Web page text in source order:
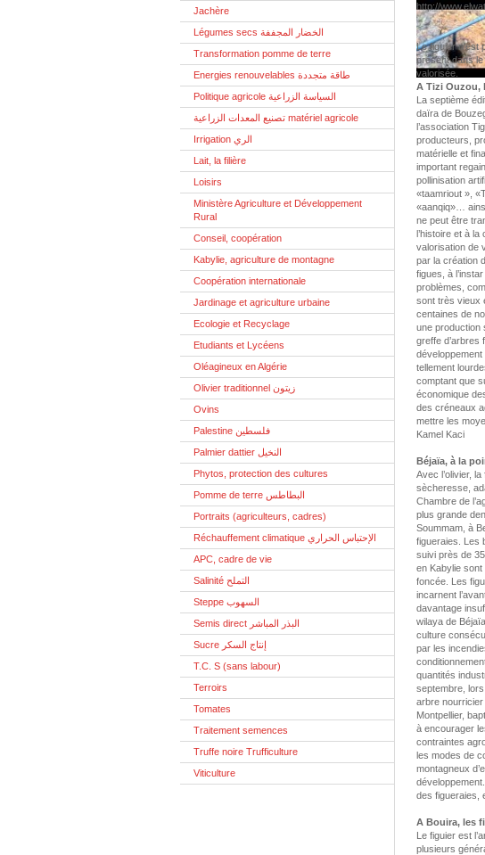
Jachère
Légumes secs الخضار المجففة
Transformation pomme de terre
Energies renouvelables طاقة متجددة
Politique agricole السياسة الزراعية
تصنيع المعدات الزراعية matériel agricole
Irrigation الري
Lait, la filière
Loisirs
Ministère Agriculture et Développement
Rural
Conseil, coopération
Kabylie, agriculture de montagne
Coopération internationale
Jardinage et agriculture urbaine
Ecologie et Recyclage
Etudiants et Lycéens
Oléagineux en Algérie
Olivier traditionnel زيتون
Ovins
Palestine فلسطين
Palmier dattier النخيل
Phytos, protection des cultures
Pomme de terre البطاطس
Portraits (agriculteurs, cadres)
Réchauffement climatique الإحتباس الحراري
APC, cadre de vie
Salinité التملح
Steppe السهوب
Semis direct البذر المباشر
Sucre إنتاج السكر
T.C. S (sans labour)
Terroirs
Tomates
Traitement semences
Truffe noire Trufficulture
Viticulture
http://
Le figuier n'est
présent dans
valorisée.
A Tizi Ouzou,
La septième
daïra de
l’association
producteurs,
matérielle et
important
pollinisation
«taamriout »,
«aanqiq»…
ne peut être
l’histoire et à
valorisation de
par la création
figues, à
problèmes,
sont très vieux
centaines de
une production
greffe d’arbres
tellement
comptant que
économique
des créneaux
mettre les
Kamel Kaci
Béjaïa, à la
Avec l’olivier,
sècheresse,
Chambre de
plus grande
Soummam, à
figueraies. Les
suivi près de
en Kabylie
foncée. Les
incarnent
davantage
wilaya de
culture
par les
quantités
septembre,
arbre
Montpellier,
à encourager
contraintes
les modes de
montagneux
des figueraies,
A Bouira, les
Le figuier est
plusieurs